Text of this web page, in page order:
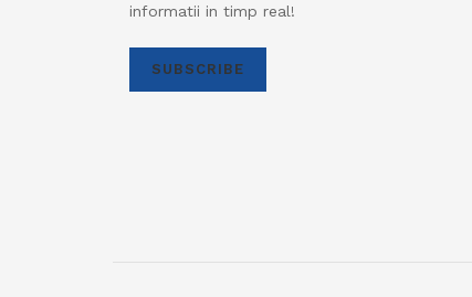
informatii in timp real!
SUBSCRIBE